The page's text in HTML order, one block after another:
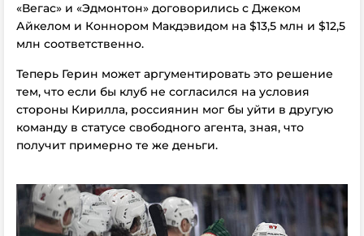
«Вегас» и «Эдмонтон» договорились с Джеком
Айкелом и Коннором Макдэвидом на $13,5 млн и $12,5
млн соответственно.
Теперь Герин может аргументировать это решение
тем, что если бы клуб не согласился на условия
стороны Кирилла, россиянин мог бы уйти в другую
команду в статусе свободного агента, зная, что
получит примерно те же деньги.